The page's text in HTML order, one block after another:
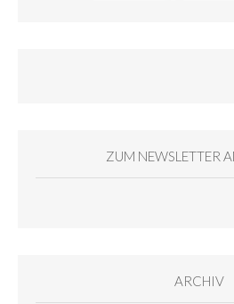
ZUM NEWSLETTER
ARCHIV